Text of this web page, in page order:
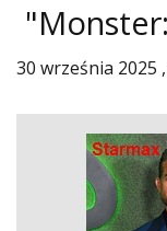
30 września 2025